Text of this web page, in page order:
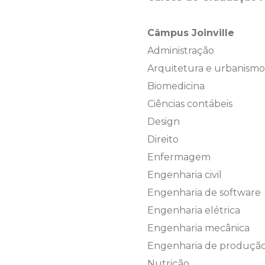
Câmpus Joinville
Administração
Arquitetura e urbanismo
Biomedicina
Ciências contábeis
Design
Direito
Enfermagem
Engenharia civil
Engenharia de software
Engenharia elétrica
Engenharia mecânica
Engenharia de